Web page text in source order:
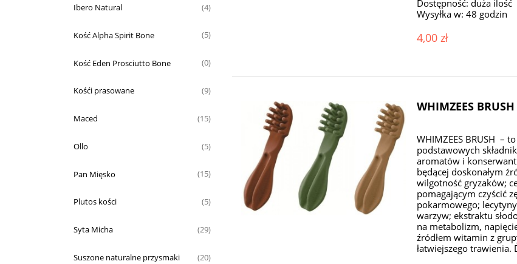
Ibero Natural (4)
Kość Alpha Spirit Bone (5)
Kość Eden Prosciutto Bone (0)
Kośći prasowane (9)
Maced (15)
Ollo (5)
Pan Mięsko (15)
Plutos kości (5)
Syta Micha (29)
Suszone naturalne przysmaki (20)
Dostępność: duża ilość
Wysyłka w: 48 godzin
4,00 zł
WHIMZEES
WHIMZEES BRUSH –
podstawowych
aromatów i
będącej doskonałym
wilgotność gryzaków;
pomagającym czyścić
pokarmowego;
warzyw; ekstraktu
na metabolizm,
źródłem witamin z
łatwiejszego